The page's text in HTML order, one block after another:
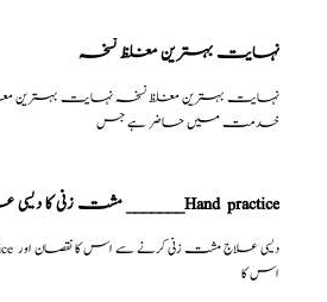
نہایت بہترین مغلظ نسخہ
نہایت بہترین مغلظ نسخہ نہایت بہترین
خدمت میں حاضر ہے جس
مشت زنی کا دیسی علاج _______Hand practice
اس کا